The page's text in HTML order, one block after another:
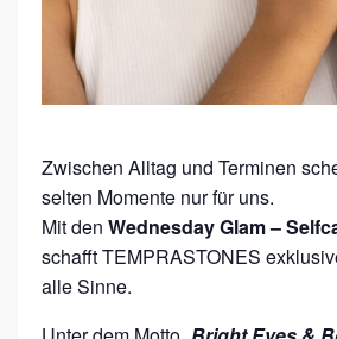
M
P
R
A
S
Zwischen Alltag und Terminen
selten Momente nur für uns.
Mit den Wednesday Glam –
schafft TEMPRASTONES
alle Sinne.